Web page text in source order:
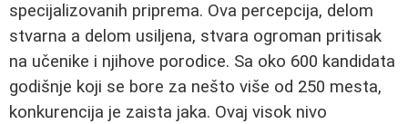
specijalizovanih priprema. Ova percepcija, delom
stvarna a delom usiljena, stvara ogroman pritisak
na učenike i njihove porodice. Sa oko 600 kandidata
godišnje koji se bore za nešto više od 250 mesta,
konkurencija je zaista jaka. Ovaj visok nivo